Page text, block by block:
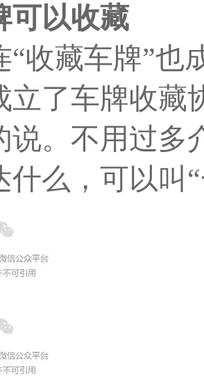
可以收藏
“收藏车牌”也
立了车牌收藏
说。不用过多
什么，可以叫